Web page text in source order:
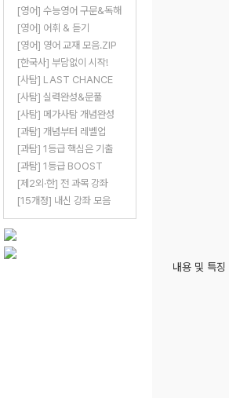
[영어] 수능영어 구문&독해
[영어] 어휘 & 듣기
[영어] 영어 교재 모음.ZIP
[한국사] 부담없이 시작!
[사탐] LAST CHANCE
[사탐] 실력완성&문풀
[사탐] 메가사탐 개념완성
[과탐] 개념부터 레벨업
[과탐] 1등급 핵심은 기출
[과탐] 1등급 BOOST
[제2외·한] 전 과목 강좌
[15개정] 내신 강좌 모음
내용 및 특징